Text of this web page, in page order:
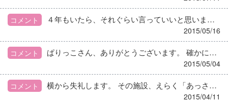
コメント ４年もいたら、それぐらい言っていいと思います。こっちも笑いながらグサッとね！
2015/05/16
コメント ぱりっこさん、ありがとうございます。 確かに接遇マナー上身だしなみは大切なことで、私たちは他人に不快感を与えないよう常に自己管理する必要があるのは当然です。 でも、このご家族の場合、その身だしなみのことをおっしゃっているのではなく、「若くて細身で綺麗」「年増でたいして綺麗でもない」など、いわゆる「顔のつくり」や結婚など、どうしようもないことも同様にクレームとしてあげておられます。つまり、そう言ったことは単なるこじつけで、要するにサインしたくない、お金を払いたくないってことを、施設側の責任にすりかえているだけに思えました。 こういうつまらない所につけこまれないよう、私たちは常日頃から自身の服装やメーク、接遇マナーについて意識を高め、このように言われても、自信を持って「そのようなことはありません」と言えるようにならないといけませんね。
2015/05/04
コメント 横から失礼します。 その施設、えらく「あっさりした」施設ですね～。 必要があるからショートにお願いしているのに、帰宅願望があっても、「今日はもう遅いから、泊まっていかれたら？」とか、普通はうまく対応しますがね～。 うちなんか、そんなことで帰らせていたら、利用者誰もいなくなります…
2015/04/11